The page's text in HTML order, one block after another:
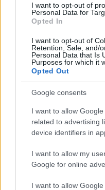
I want to opt-out of
Personal Data for
Opted In
I want to opt-out of
Retention, Sale, and/
Personal Data that Is
Purposes for which it
Opted Out
Google consents
I want to allow
related to advertising
device identifiers in
I want to allow my
Google for online
I want to allow
A mikroklíma volt a
Kálmánnak a PTE
Iskolájában. 2002-től
kezdett, 2006-ban
magánarborétumot
származó, mintegy
többek között tölgy-,
pisztácia- és olajfa-